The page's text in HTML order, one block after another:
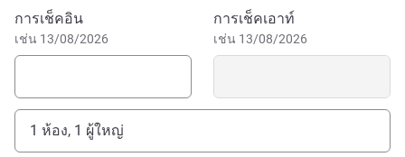
tours, golf, local produce, bush walking, historical
landmarks and the stunning High Country....just waiting to
be discovered. Our local staff are happy to plan your
The team at The Sebel Pinnacle Valley look forward to
welcoming you to our High Country Resort. If we can do
จองโรงแรมนี้
การเช็คอิน
เช่น 13/08/2026
การเช็คเอาท์
เช่น 13/08/2026
1 ห้อง, 1 ผู้ใหญ่